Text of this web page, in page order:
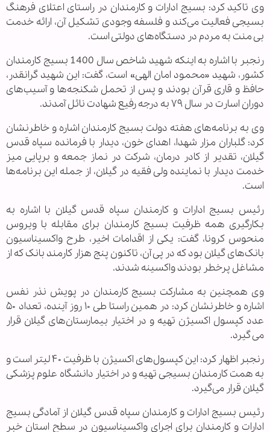
وی تاکید کرد: بسیج ادارات و کارمندان در راستای اعتلای فرهنگ
بسیجی فعالیت می‌کند و فلسفه وجودی تشکیل آن، ارائه خدمت
بی منت به مردم در دستگاه‌های دولتی است.
رنجبر با اشاره به اینکه شهید شاخص سال 1400 بسیج کارمندان
کشور، شهید «محمود امان الهی» است، گفت: این شهید گرانقدر،
حافظ و قاری قرآن بودند و پس از تحمل شکنجه‌ها و آسیب‌های
دوران اسارت در سال ۷۹ به درجه رفیع شهادت نائل آمدند.
وی به برنامه‌های هفته دولت بسیج کارمندان اشاره و خاطرنشان
کرد: گلباران مزار شهدا، اهدای خون، دیدار با فرمانده سپاه قدس
گیلان، تقدیر از کادر درمان، شرکت در نماز جمعه و برپایی میز
خدمت دیدار با نماینده ولی فقیه در گیلان، از جمله این برنامه‌ها
است.
رئیس بسیج ادارات و کارمندان سپاه قدس گیلان با اشاره به
بکارگیری همه ظرفیت بسیج کارمندان برای مقابله با ویروس
منحوس کرونا، گفت: یکی از اقدامات اخیر، طرح واکسیناسیون
بانک‌های گیلان بود که در پی آن، تاکنون پنج هزار کارمند بانک که از
مشاغل پرخطر بودند واکسینه شدند.
وی همچنین به مشارکت بسیج کارمندان در پویش نذر نفس
اشاره و خاطرنشان کرد: در همین راستا طی ۱۰ روز آینده، تعداد ۵۰
عدد کپسول اکسیژن تهیه و در اختیار بیمارستان‌های گیلان قرار
می گیرد.
رنجبر اظهار کرد: این کپسول‌های اکسیژن با ظرفیت ۴۰ لیتر است و
به همت کارمندان بسیجی تهیه و در اختیار دانشگاه علوم پزشکی
گیلان قرار می‌گیرد.
رئیس بسیج ادارات و کارمندان سپاه قدس گیلان از آمادگی بسیج
ادارات و کارمندان برای اجرای واکسیناسیون در سطح استان خبر